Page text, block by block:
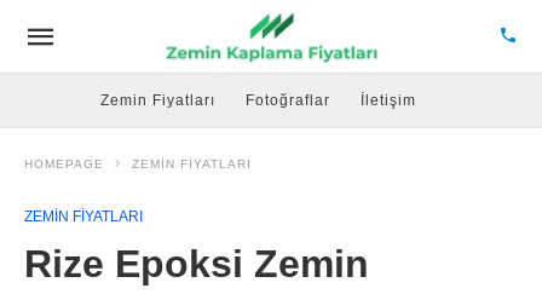
Zemin Fiyatları Fotoğraflar İletişim
HOMEPAGE ZEMIN FIYATLARI
ZEMIN FIYATLARI
Rize Epoksi Zemin